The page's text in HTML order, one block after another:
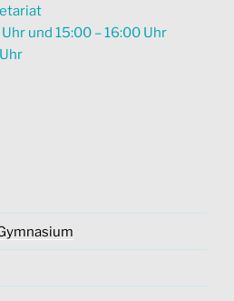
und 15:00 – 16:00 Uhr